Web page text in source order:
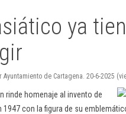
ya
Ayuntamiento de Cartagena. 20-6-2025
rinde homenaje al invento de
1947 con la figura de su